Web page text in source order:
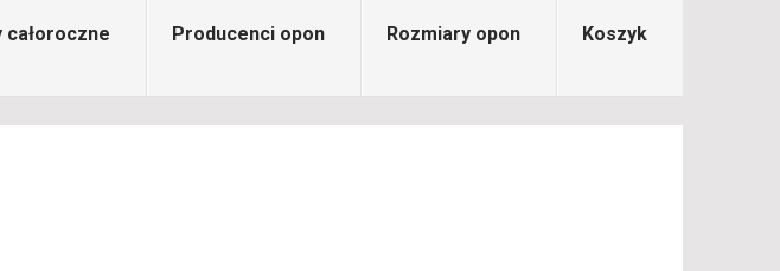
całoroczne Producenci opon Rozmiary opon Koszyk